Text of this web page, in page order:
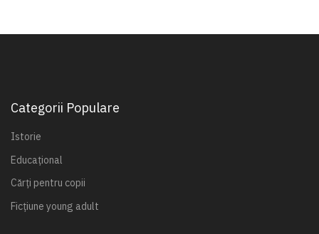
Categorii Populare
Istorie
Educațional
Cărți pentru copii
Ficțiune young adult